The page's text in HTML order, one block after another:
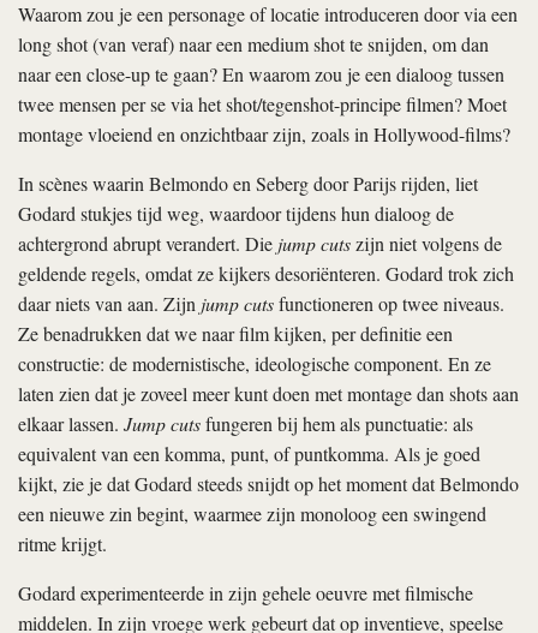
Waarom zou je een personage of locatie introduceren door via een
long shot (van veraf) naar een medium shot te snijden, om dan
naar een close-up te gaan? En waarom zou je een dialoog tussen
twee mensen per se via het shot/tegenshot-principe filmen? Moet
montage vloeiend en onzichtbaar zijn, zoals in Hollywood-films?
In scènes waarin Belmondo en Seberg door Parijs rijden, liet
Godard stukjes tijd weg, waardoor tijdens hun dialoog de
achtergrond abrupt verandert. Die jump cutszijn niet volgens de
geldende regels, omdat ze kijkers desoriënteren. Godard trok zich
daar niets van aan. Zijn jump cutsfunctioneren op twee niveaus.
Ze benadrukken dat we naar film kijken, per definitie een
constructie: de modernistische, ideologische component. En ze
laten zien dat je zoveel meer kunt doen met montage dan shots aan
elkaar lassen. Jump cutsfungeren bij hem als punctuatie: als
equivalent van een komma, punt, of puntkomma. Als je goed
kijkt, zie je dat Godard steeds snijdt op het moment dat Belmondo
een nieuwe zin begint, waarmee zijn monoloog een swingend
ritme krijgt.
Godard experimenteerde in zijn gehele oeuvre met filmische
middelen. In zijn vroege werk gebeurt dat op inventieve, speelse